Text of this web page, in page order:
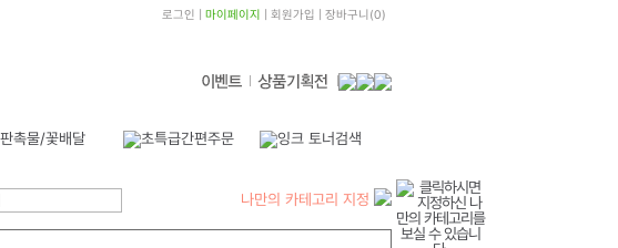
로그인 마이페이지 회원가입 장바구니 (0)
나만의 카테고리 지정